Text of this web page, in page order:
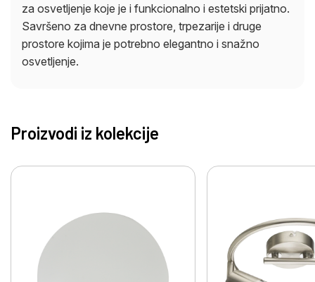
za osvetljenje koje je i funkcionalno i estetski prijatno.
Savršeno za dnevne prostore, trpezarije i druge
prostore kojima je potrebno elegantno i snažno
osvetljenje.
Proizvodi iz kolekcije